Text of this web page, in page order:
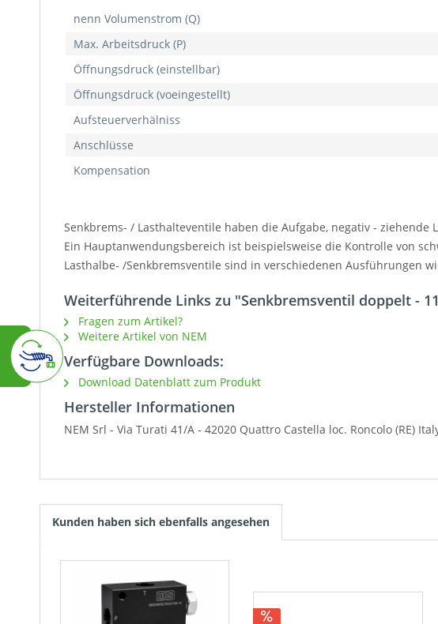
nenn Volumenstrom (Q)
Max. Arbeitsdruck (P)
Öffnungsdruck (einstellbar)
Öffnungsdruck (voeingestellt)
Aufsteuerverhälniss
Anschlüsse
Kompensation
Senkbrems- / Lasthalteventile haben die Aufgabe, negativ -
Ein Hauptanwendungsbereich ist beispielsweise die Kontrolle von
Lasthalbe- /Senkbremsventile sind in verschiedenen Ausführungen
Weiterführende Links zu "Senkbremsventil doppelt -
Fragen zum Artikel?
Weitere Artikel von NEM
Verfügbare Downloads:
Download Datenblatt zum Produkt
Hersteller Informationen
NEM Srl - Via Turati 41/A - 42020 Quattro Castella loc. Roncolo (RE)
Kunden haben sich ebenfalls angesehen